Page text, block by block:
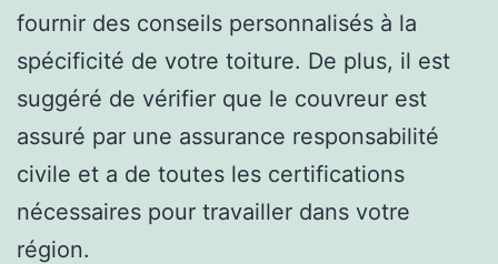
fournir des conseils personnalisés à la
spécificité de votre toiture. De plus, il est
suggéré de vérifier que le couvreur est
assuré par une assurance responsabilité
civile et a de toutes les certifications
nécessaires pour travailler dans votre
région.